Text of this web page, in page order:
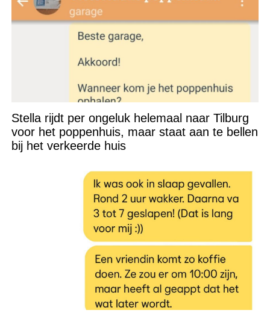
Stella rijdt per ongeluk helemaal naar Tilburg
voor het poppenhuis, maar staat aan te bellen
bij het verkeerde huis